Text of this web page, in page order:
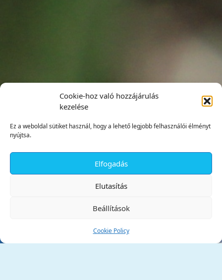
Cookie-hoz való hozzájárulás
kezelése
Ez a weboldal sütiket használ, hogy a lehető legjobb felhasználói élményt
nyújtsa.
Elfogadás
Elutasítás
Beállítások
Cookie Policy
Tata Város Önkormányzata
✕